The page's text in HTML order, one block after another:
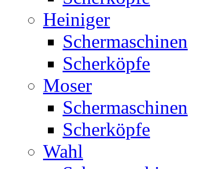
Heiniger
Schermaschinen
Scherköpfe
Moser
Schermaschinen
Scherköpfe
Wahl